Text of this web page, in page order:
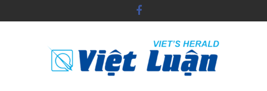
to